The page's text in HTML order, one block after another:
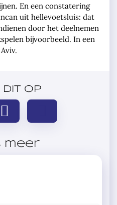
En een constatering
uit hellevoetsluis: dat
door het deelnemen
bijvoorbeeld. In een
dit op
meer